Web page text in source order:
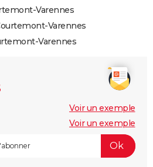
Varennes
Varennes
Varennes
Voir un exemple
Voir un exemple